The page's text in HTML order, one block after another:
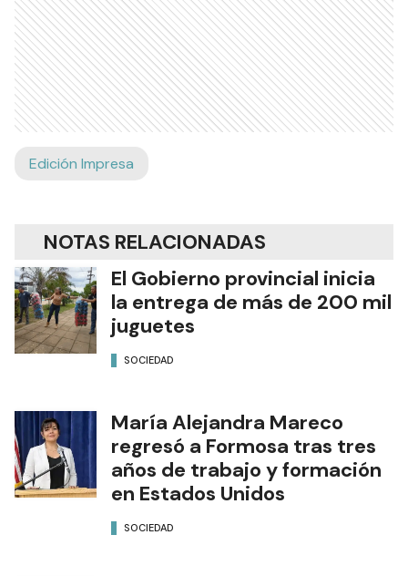
Edición Impresa
NOTAS RELACIONADAS
El Gobierno provincial inicia
la entrega de más de 200 mil
juguetes
SOCIEDAD
María Alejandra Mareco
regresó a Formosa tras tres
años de trabajo y formación
en Estados Unidos
SOCIEDAD